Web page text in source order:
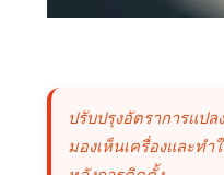
ปรับปรุงอัตราการแป
มองเห็นเครื่องและท